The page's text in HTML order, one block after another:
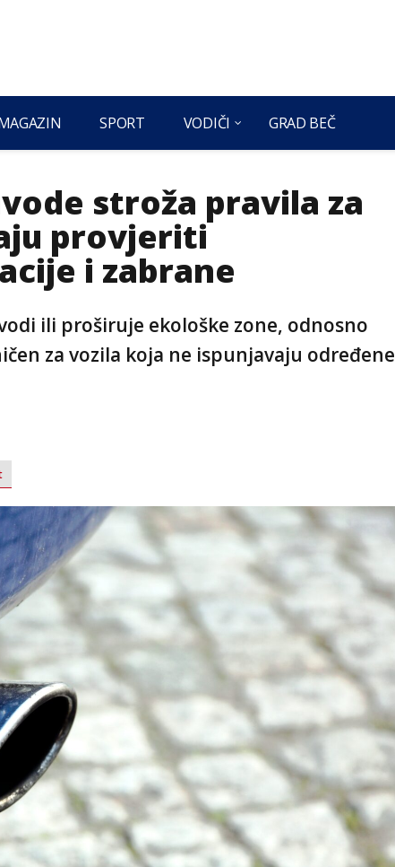
SPORT VODIČI GRAD BEČ
stroža pravila za
provjeriti
i zabrane
ili proširuje ekološke zone, odnosno
za vozila koja ne ispunjavaju određene